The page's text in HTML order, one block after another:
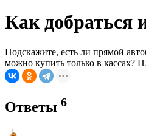
Как добраться
Подскажите, есть ли прямой
можно купить только в кассах?
Ответы 6